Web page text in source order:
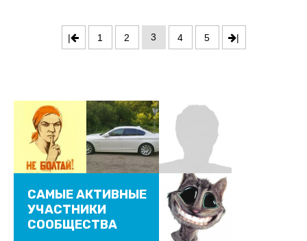
| 1 2 3 4 5 |
САМЫЕ АКТИВНЫЕ
УЧАСТНИКИ
СООБЩЕСТВА